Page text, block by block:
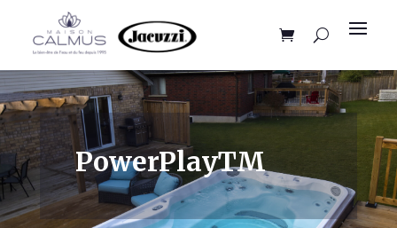
PowerPlayTM